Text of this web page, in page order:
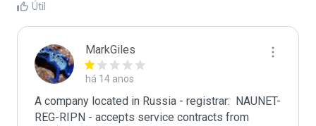
Útil
MarkGiles
há 14 anos
A company located in Russia - registrar:  NAUNET-
REG-RIPN - accepts service contracts from